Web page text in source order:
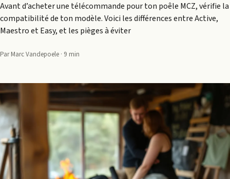
Avant d’acheter une télécommande pour ton poêle MCZ, vérifie la
compatibilité de ton modèle. Voici les différences entre Active,
Maestro et Easy, et les pièges à éviter
Par Marc Vandepoele · 9 min